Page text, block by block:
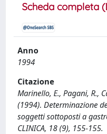
Scheda completa
Anno
1994
Citazione
Marinello, E., Pagani, R.,
(1994). Determinazione
soggetti sottoposti a
CLINICA, 18 (9), 155-155.